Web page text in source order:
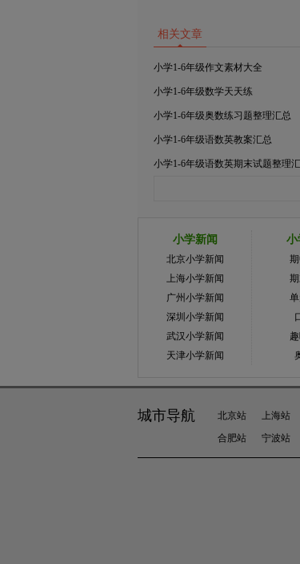
相关文章
小学1-6年级作文素材大全
小学1-6年级数学天天练
小学1-6年级奥数练习题整理汇总
小学1-6年级语数英教案汇总
小学1-6年级语数英期末试题整理
小学新闻
北京小学新闻
上海小学新闻
广州小学新闻
深圳小学新闻
武汉小学新闻
天津小学新闻
小
城市导航 北京站 上海站
合肥站
宁波站